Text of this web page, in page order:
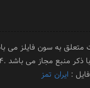
به سون فایلز می
منبع مجاز می باشد .1404-1398
: ایران تمز